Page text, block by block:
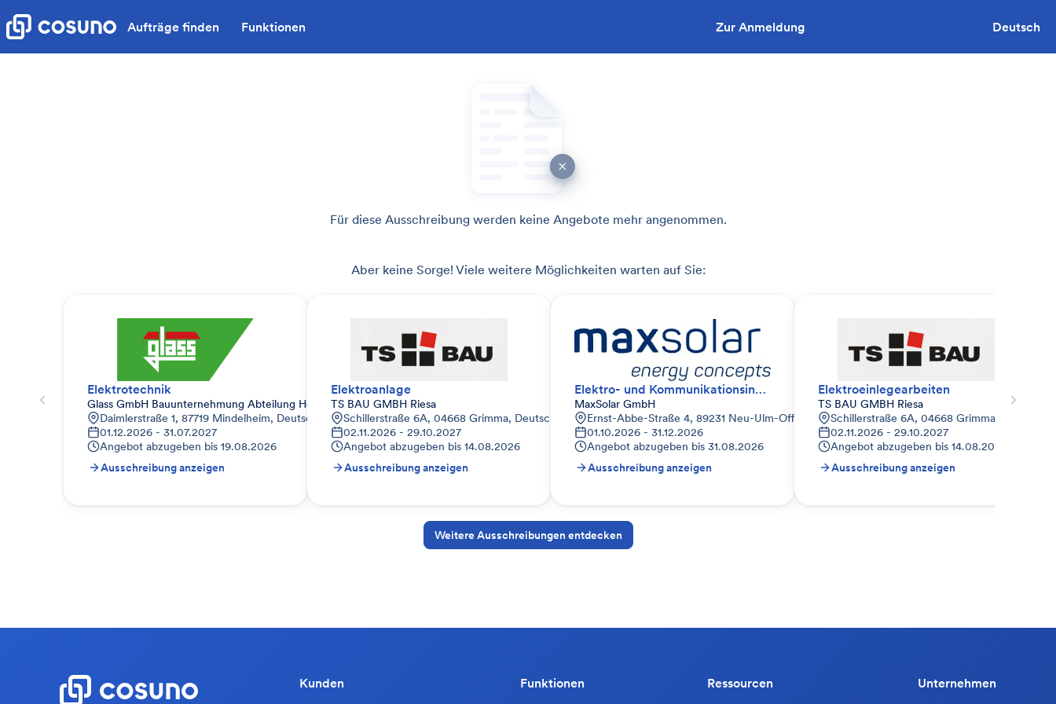
Aufträge finden Funktionen Zur Anmeldung Deutsch
Für diese Ausschreibung werden keine Angebote mehr angenommen.
Aber keine Sorge! Viele weitere Möglichkeiten warten auf Sie:
Elektrotechnik
Glass GmbH Bauunternehmung Abteilung Hochbau
Daimlerstraße 1, 87719 Mindelheim, Deutschland
01.12.2026 - 31.07.2027
Angebot abzugeben bis 19.08.2026
Ausschreibung anzeigen
Elektroanlage
TS BAU GMBH Riesa
Schillerstraße 6A, 04668 Grimma, Deutschland
02.11.2026 - 29.10.2027
Angebot abzugeben bis 14.08.2026
Ausschreibung anzeigen
Elektro- und Kommunikationsinstallation (AC)
MaxSolar GmbH
Ernst-Abbe-Straße 4, 89231 Neu-Ulm-Offenhausen, Deutschland
01.10.2026 - 31.12.2026
Angebot abzugeben bis 31.08.2026
Ausschreibung anzeigen
Elektroeinlegearbeiten
TS BAU GMBH Riesa
Schillerstraße 6A, 04668 Grimma,
02.11.2026 - 29.10.2027
Angebot abzugeben bis 14.08.2026
Ausschreibung anzeigen
Weitere Ausschreibungen entdecken
Kunden Funktionen Ressourcen Unternehmen